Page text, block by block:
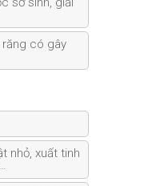
răng có gây
nhỏ, xuất tinh